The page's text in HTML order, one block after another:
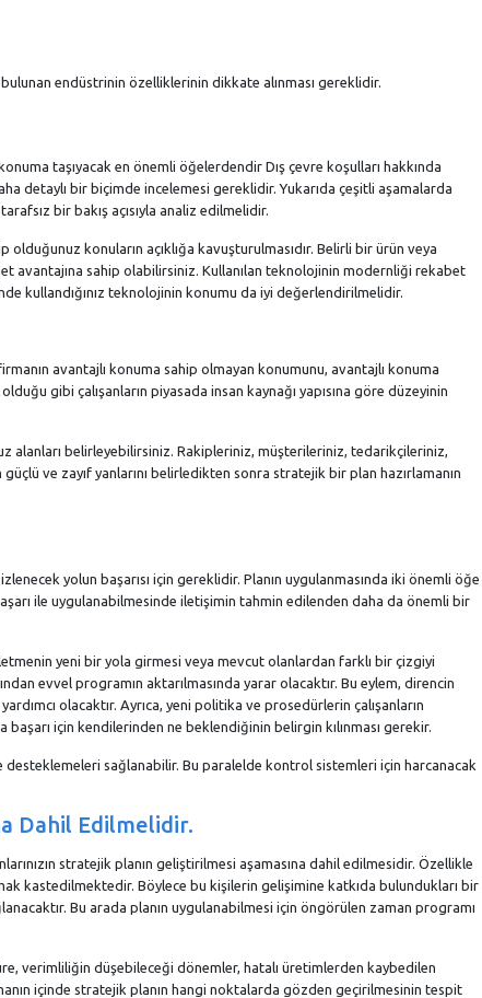
endüstrinin özelliklerinin dikkate alınması gereklidir.
taşıyacak en önemli öğelerdendir Dış çevre koşulları hakkında
detaylı bir biçimde incelemesi gereklidir. Yukarıda çeşitli aşamalarda
bir bakış açısıyla analiz edilmelidir.
konuların açıklığa kavuşturulmasıdır. Belirli bir ürün veya
avantajına sahip olabilirsiniz. Kullanılan teknolojinin modernliği rekabet
kullandığınız teknolojinin konumu da iyi değerlendirilmelidir.
avantajlı konuma sahip olmayan konumunu, avantajlı konuma
gibi çalışanların piyasada insan kaynağı yapısına göre düzeyinin
alanları belirleyebilirsiniz. Rakipleriniz, müşterileriniz, tedarikçileriniz,
ve zayıf yanlarını belirledikten sonra stratejik bir plan hazırlamanın
yolun başarısı için gereklidir. Planın uygulanmasında iki önemli öğe
ile uygulanabilmesinde iletişimin tahmin edilenden daha da önemli bir
yeni bir yola girmesi veya mevcut olanlardan farklı bir çizgiyi
evvel programın aktarılmasında yarar olacaktır. Bu eylem, direncin
olacaktır. Ayrıca, yeni politika ve prosedürlerin çalışanların
için kendilerinden ne beklendiğinin belirgin kılınması gerekir.
desteklemeleri sağlanabilir. Bu paralelde kontrol sistemleri için harcanacak
Dahil Edilmelidir.
stratejik planın geliştirilmesi aşamasına dahil edilmesidir. Özellikle
kastedilmektedir. Böylece bu kişilerin gelişimine katkıda bulundukları bir
Bu arada planın uygulanabilmesi için öngörülen zaman programı
verimliliğin düşebileceği dönemler, hatalı üretimlerden kaybedilen
içinde stratejik planın hangi noktalarda gözden geçirilmesinin tespit